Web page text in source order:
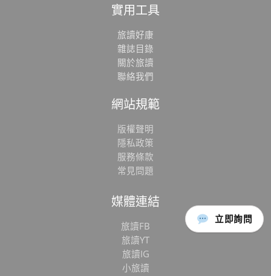
立即詢問
實用工具
旅讀好康
雜誌目錄
關於旅讀
聯絡我們
網站規範
版權聲明
隱私政策
服務條款
常見問題
媒體連結
旅讀FB
旅讀YT
旅讀IG
小旅讀